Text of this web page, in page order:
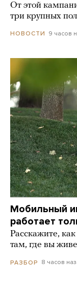
От этой
три крупных
НОВОСТИ 9 часов
Мобильный
работает
Расскажите,
там, где вы
РАЗБОР 8 часов